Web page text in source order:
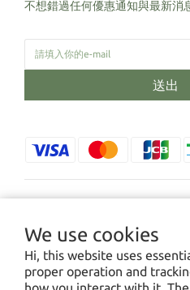
We use cookies
Hi, this website uses
proper operation and
不想錯過任何優惠通知與最新消
送出